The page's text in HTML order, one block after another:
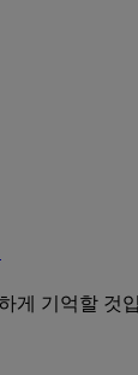
게 기억할 것